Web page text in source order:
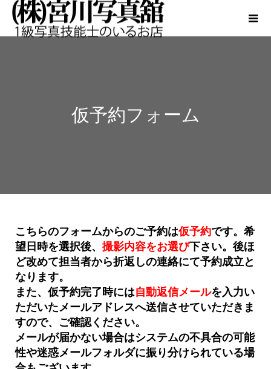
仮予約フォーム
こちらのフォームからのご予約は仮予約です。希
望日時を選択後、 撮影内容をお選び下さい。後ほ
ど改めて担当者から折返しの連絡にて予約成立と
なります。
また、仮予約完了時には自動返信メールを入力い
ただいたメールアドレスへ送信させていただきま
すので、ご確認ください。
メールが届かない場合はシステムの不具合の可能
性や迷惑メールフォルダに振り分けられている場